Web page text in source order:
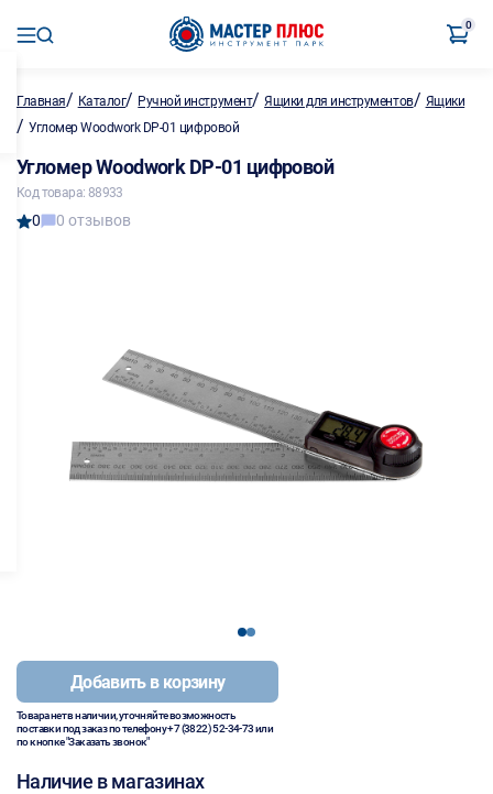
0
Главная/ Каталог/ Ручной инструмент/Ящики для инструментов/ Ящики
/ Угломер Woodwork DP-01 цифровой
Угломер Woodwork DP-01 цифровой
Код товара: 88933
0 0 отзывов
12
Добавить в корзину
Товара нет в наличии, уточняйте возможность
поставки под заказ по телефону+7 (3822) 52-34-73или
по кнопке "Заказать звонок"
Наличие в магазинах